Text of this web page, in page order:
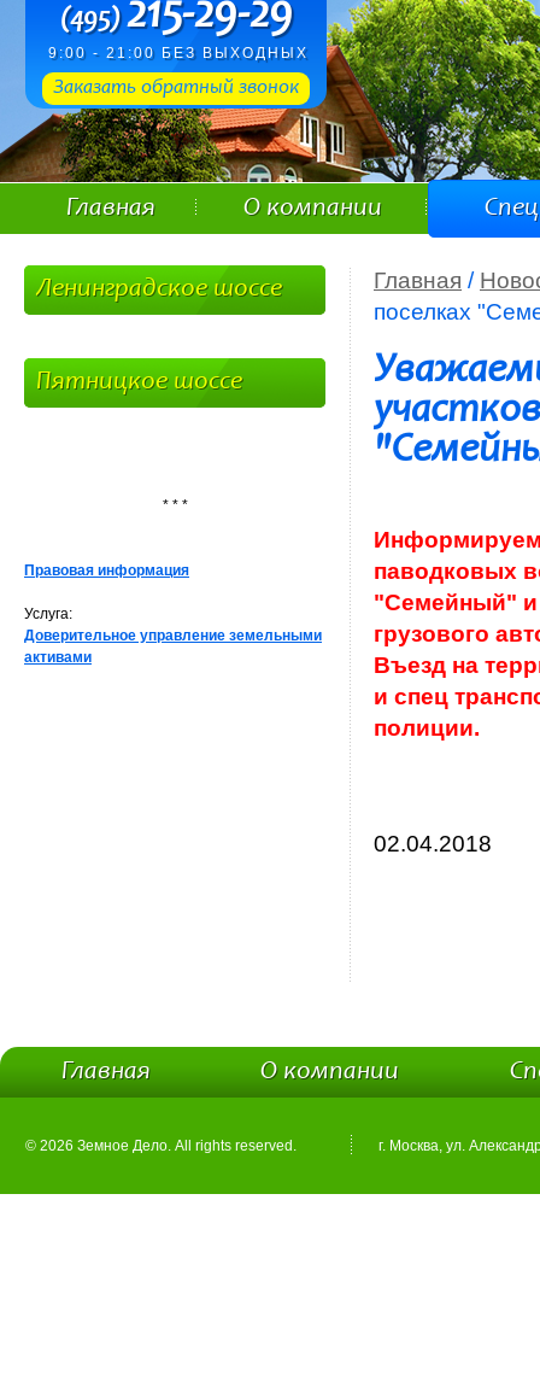
(495)215-29-29
9:00 - 21:00 БЕЗ ВЫХОДНЫХ
Заказать обратный звонок
Главная О компании
Главная /
поселках
Информируем
паводковых
"Семейный" и
грузового
Въезд на
и спец
полиции.
02.04.2018
Ленинградское шоссе
Пятницкое шоссе
* * *
Правовая информация
Услуга:
Доверительное управление земельными
активами
Главная О компании
© 2026 Земное Дело. All rights reserved. г. Москва, ул.